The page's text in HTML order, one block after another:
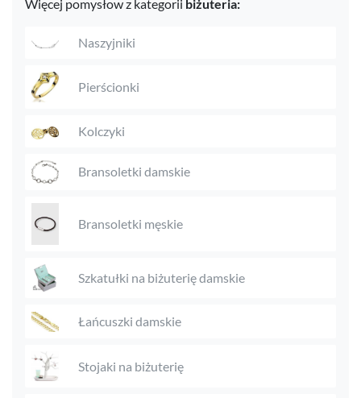
Więcej pomysłow z kategorii biżuteria:
Naszyjniki
Pierścionki
Kolczyki
Bransoletki damskie
Bransoletki męskie
Szkatułki na biżuterię damskie
Łańcuszki damskie
Stojaki na biżuterię